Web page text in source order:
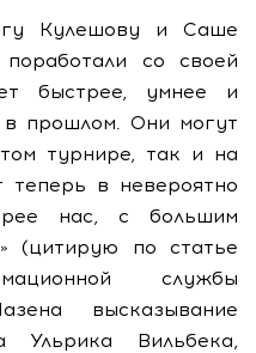
Кулешову и Саше
со своей
быстрее, умнее и
прошлом. Они могут
турнире, так и на
в невероятно
нас, с большим
(цитирую по статье
службы
высказывание
Ульрика Вильбека,